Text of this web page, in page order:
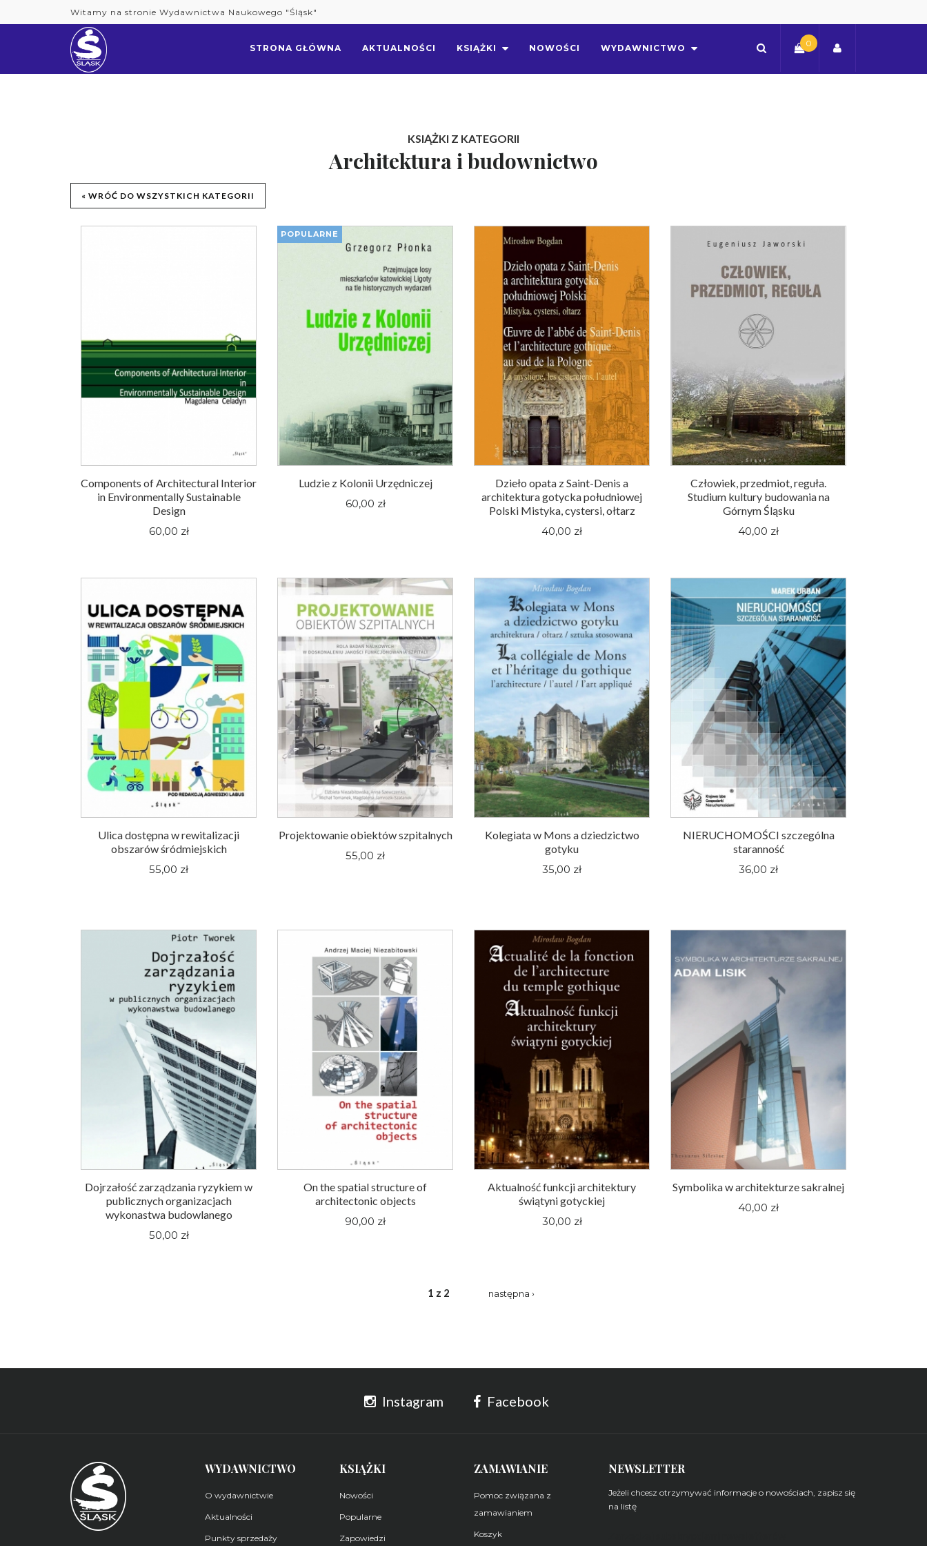
to
Witamy na stronie Wydawnictwa Naukowego "Śląsk"
0
STRONA GŁÓWNA AKTUALNOŚCI KSIĄŻKI NOWOŚCI WYDAWNICTWO
KSIĄŻKI Z KATEGORII
Architektura i budownictwo
« WRÓĆ DO WSZYSTKICH KATEGORII
Components of Architectural Interior
in Environmentally Sustainable
Design
60,00 zł
POPULARNE
Ludzie z Kolonii Urzędniczej
60,00 zł
Dzieło opata z Saint-Denis a
architektura gotycka południowej
Polski Mistyka, cystersi, ołtarz
40,00 zł
Człowiek, przedmiot, reguła.
Studium kultury budowania na
Górnym Śląsku
40,00 zł
Ulica dostępna w rewitalizacji
obszarów śródmiejskich
55,00 zł
Projektowanie obiektów szpitalnych
55,00 zł
Kolegiata w Mons a dziedzictwo
gotyku
35,00 zł
NIERUCHOMOŚCI szczególna
staranność
36,00 zł
Dojrzałość zarządzania ryzykiem w
publicznych organizacjach
wykonastwa budowlanego
50,00 zł
On the spatial structure of
architectonic objects
90,00 zł
Aktualność funkcji architektury
świątyni gotyckiej
30,00 zł
Symbolika w architekturze sakralnej
40,00 zł
1 z 2 następna ›
Instagram Facebook
WYDAWNICTWO
O wydawnictwie
Aktualności
Punkty sprzedaży
KSIĄŻKI
Nowości
Popularne
Zapowiedzi
ZAMAWIANIE
Pomoc związana z
zamawianiem
Koszyk
NEWSLETTER
Jeżeli chcesz otrzymywać informacje o nowościach, zapisz się
na listę